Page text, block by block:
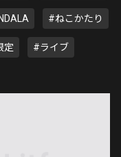
#ねこかたり
定 #ライブ